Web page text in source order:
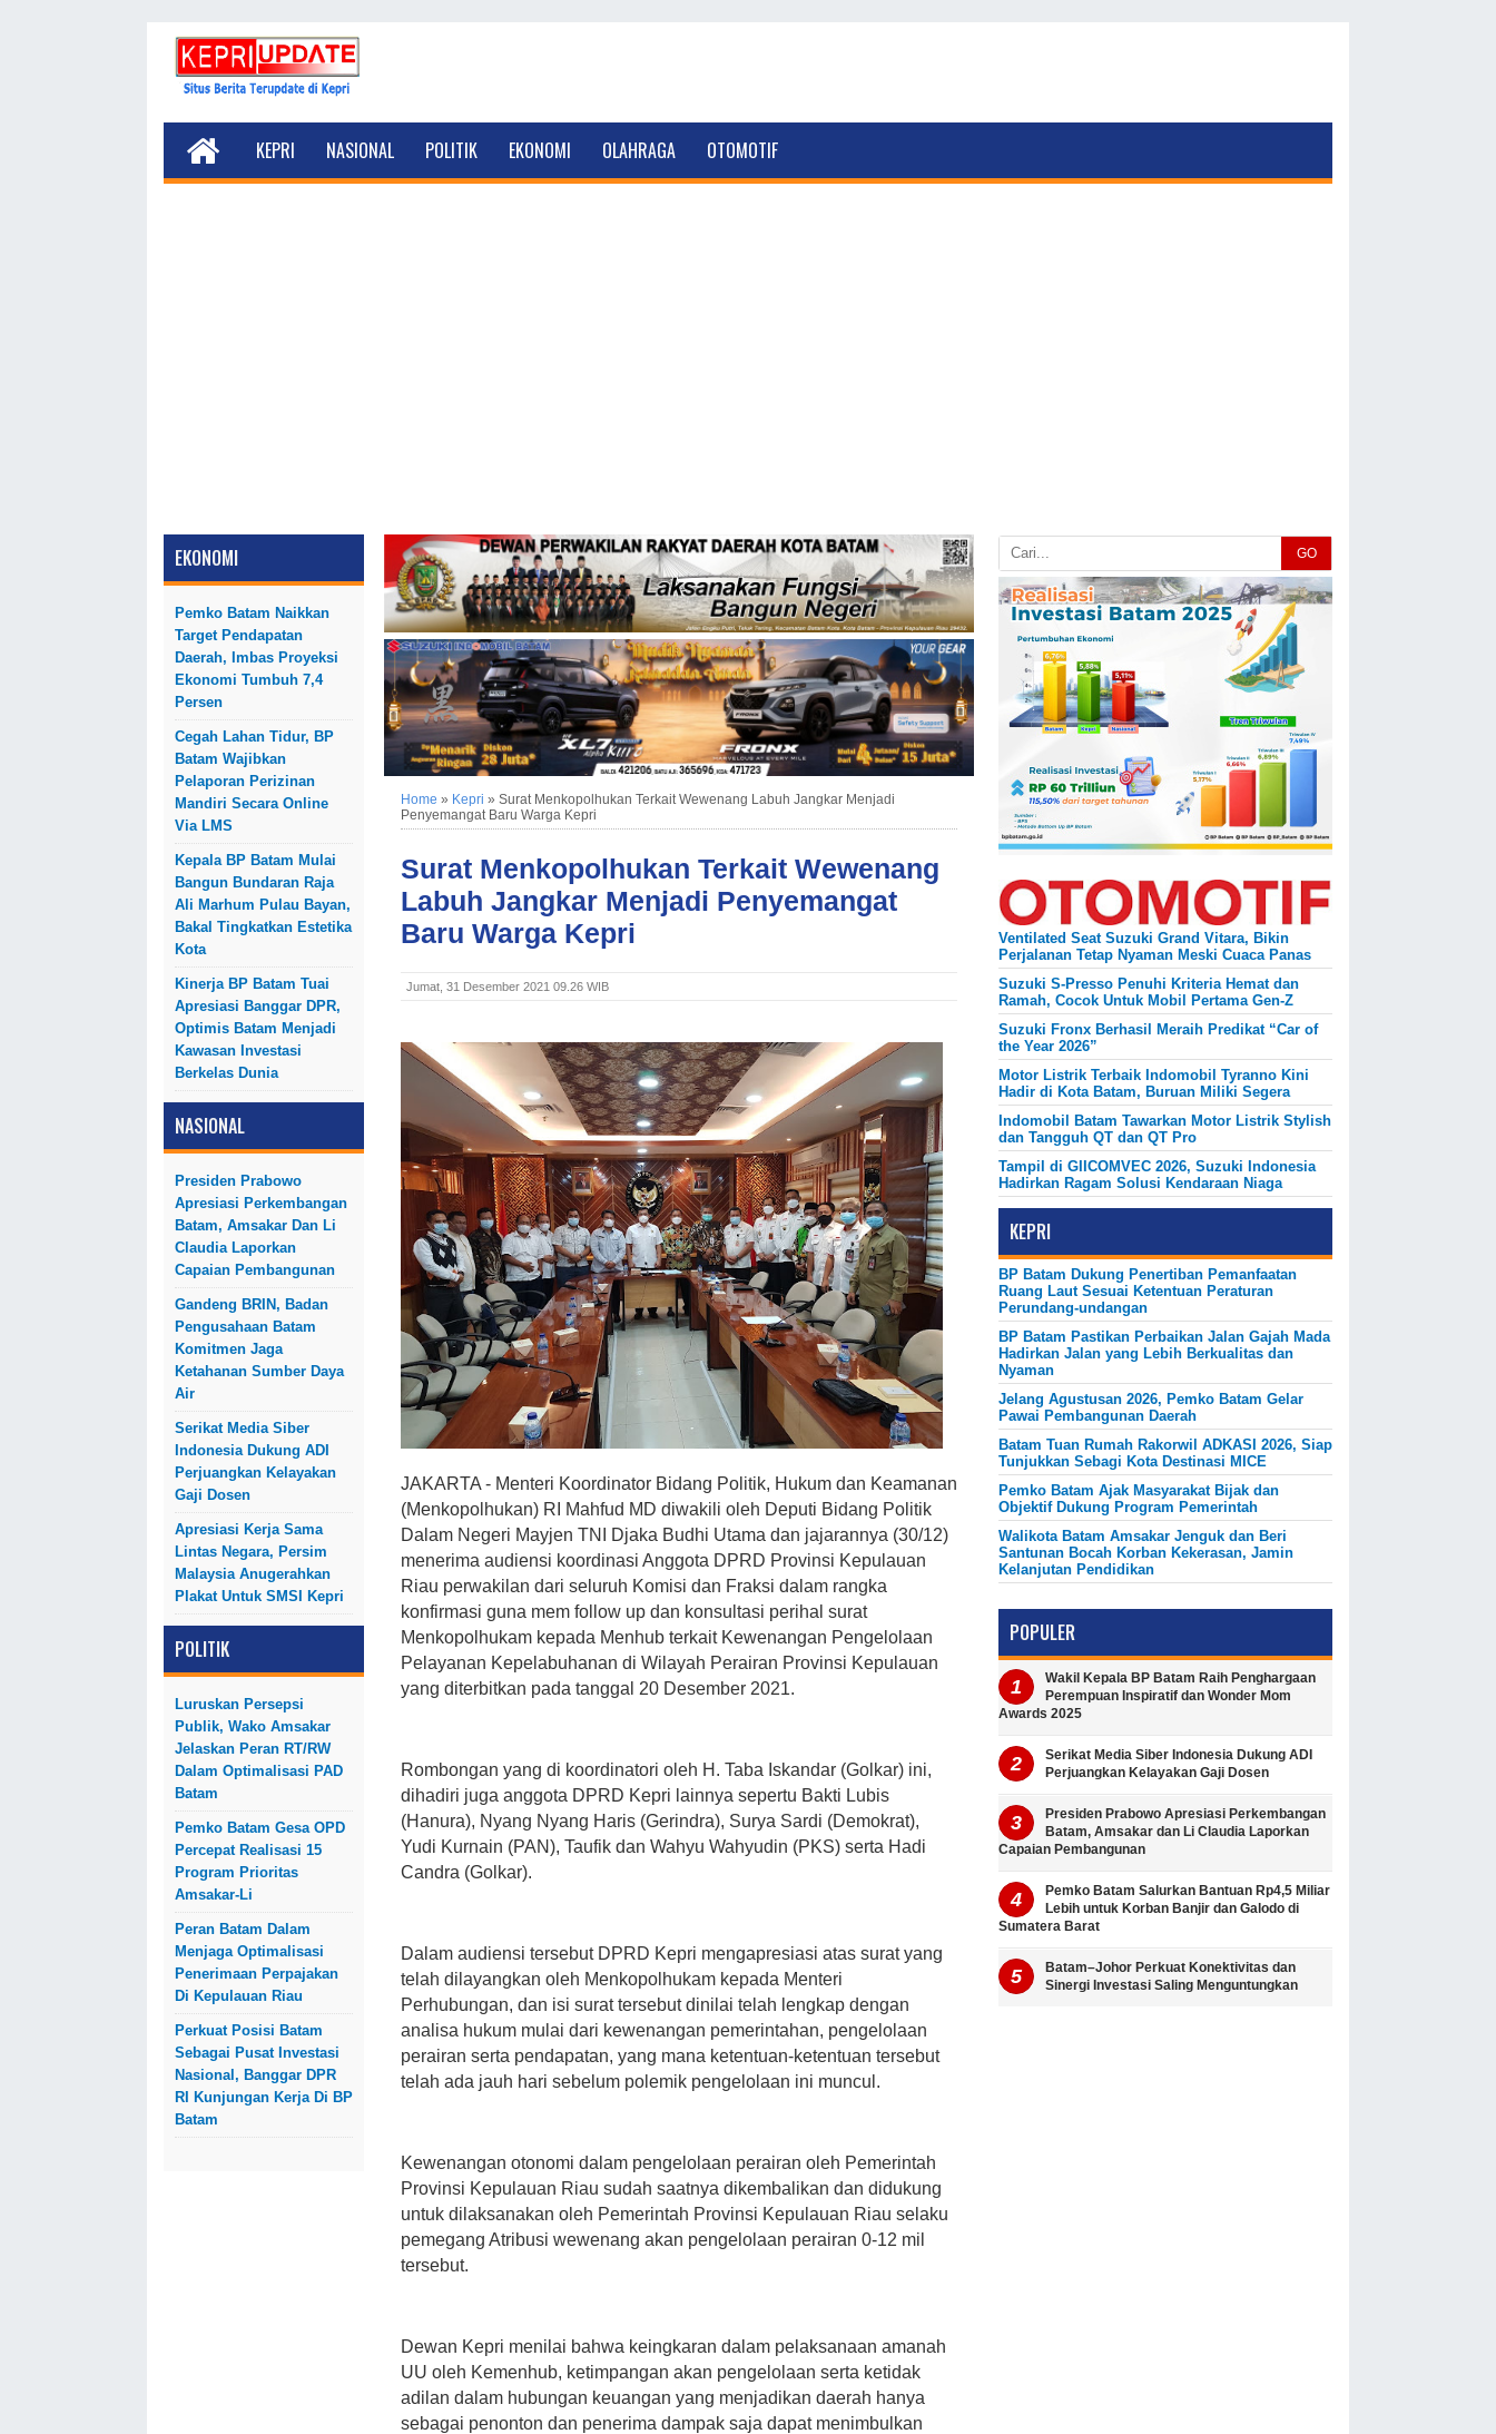
KEPRI NASIONAL POLITIK EKONOMI OLAHRAGA OTOMOTIF
EKONOMI
Pemko Batam Naikkan
Target Pendapatan
Daerah, Imbas Proyeksi
Ekonomi Tumbuh 7,4
Persen
Cegah Lahan Tidur, BP
Batam Wajibkan
Pelaporan Perizinan
Mandiri Secara Online
Via LMS
Kepala BP Batam Mulai
Bangun Bundaran Raja
Ali Marhum Pulau Bayan,
Bakal Tingkatkan Estetika
Kota
Kinerja BP Batam Tuai
Apresiasi Banggar DPR,
Optimis Batam Menjadi
Kawasan Investasi
Berkelas Dunia
NASIONAL
Presiden Prabowo
Apresiasi Perkembangan
Batam, Amsakar Dan Li
Claudia Laporkan
Capaian Pembangunan
Gandeng BRIN, Badan
Pengusahaan Batam
Komitmen Jaga
Ketahanan Sumber Daya
Air
Serikat Media Siber
Indonesia Dukung ADI
Perjuangkan Kelayakan
Gaji Dosen
Apresiasi Kerja Sama
Lintas Negara, Persim
Malaysia Anugerahkan
Plakat Untuk SMSI Kepri
POLITIK
Luruskan Persepsi
Publik, Wako Amsakar
Jelaskan Peran RT/RW
Dalam Optimalisasi PAD
Batam
Pemko Batam Gesa OPD
Percepat Realisasi 15
Program Prioritas
Amsakar-Li
Peran Batam Dalam
Menjaga Optimalisasi
Penerimaan Perpajakan
Di Kepulauan Riau
Perkuat Posisi Batam
Sebagai Pusat Investasi
Nasional, Banggar DPR
RI Kunjungan Kerja Di BP
Batam
Home » Kepri » Surat Menkopolhukan Terkait Wewenang Labuh Jangkar Menjadi
Penyemangat Baru Warga Kepri
Surat Menkopolhukan Terkait Wewenang
Labuh Jangkar Menjadi Penyemangat
Baru Warga Kepri
Jumat, 31 Desember 2021 09.26 WIB
JAKARTA - Menteri Koordinator Bidang Politik, Hukum dan Keamanan
(Menkopolhukan) RI Mahfud MD diwakili oleh Deputi Bidang Politik
Dalam Negeri Mayjen TNI Djaka Budhi Utama dan jajarannya (30/12)
menerima audiensi koordinasi Anggota DPRD Provinsi Kepulauan
Riau perwakilan dari seluruh Komisi dan Fraksi dalam rangka
konfirmasi guna mem follow up dan konsultasi perihal surat
Menkopolhukam kepada Menhub terkait Kewenangan Pengelolaan
Pelayanan Kepelabuhanan di Wilayah Perairan Provinsi Kepulauan
yang diterbitkan pada tanggal 20 Desember 2021.
Rombongan yang di koordinatori oleh H. Taba Iskandar (Golkar) ini,
dihadiri juga anggota DPRD Kepri lainnya sepertu Bakti Lubis
(Hanura), Nyang Nyang Haris (Gerindra), Surya Sardi (Demokrat),
Yudi Kurnain (PAN), Taufik dan Wahyu Wahyudin (PKS) serta Hadi
Candra (Golkar).
Dalam audiensi tersebut DPRD Kepri mengapresiasi atas surat yang
telah dilayangkan oleh Menkopolhukam kepada Menteri
Perhubungan, dan isi surat tersebut dinilai telah lengkap dengan
analisa hukum mulai dari kewenangan pemerintahan, pengelolaan
perairan serta pendapatan, yang mana ketentuan-ketentuan tersebut
telah ada jauh hari sebelum polemik pengelolaan ini muncul.
Kewenangan otonomi dalam pengelolaan perairan oleh Pemerintah
Provinsi Kepulauan Riau sudah saatnya dikembalikan dan didukung
untuk dilaksanakan oleh Pemerintah Provinsi Kepulauan Riau selaku
pemegang Atribusi wewenang akan pengelolaan perairan 0-12 mil
tersebut.
Dewan Kepri menilai bahwa keingkaran dalam pelaksanaan amanah
UU oleh Kemenhub, ketimpangan akan pengelolaan serta ketidak
adilan dalam hubungan keuangan yang menjadikan daerah hanya
sebagai penonton dan penerima dampak saja dapat menimbulkan
GO
Ventilated Seat Suzuki Grand Vitara, Bikin
Perjalanan Tetap Nyaman Meski Cuaca Panas
Suzuki S-Presso Penuhi Kriteria Hemat dan
Ramah, Cocok Untuk Mobil Pertama Gen-Z
Suzuki Fronx Berhasil Meraih Predikat “Car of
the Year 2026”
Motor Listrik Terbaik Indomobil Tyranno Kini
Hadir di Kota Batam, Buruan Miliki Segera
Indomobil Batam Tawarkan Motor Listrik Stylish
dan Tangguh QT dan QT Pro
Tampil di GIICOMVEC 2026, Suzuki Indonesia
Hadirkan Ragam Solusi Kendaraan Niaga
KEPRI
BP Batam Dukung Penertiban Pemanfaatan
Ruang Laut Sesuai Ketentuan Peraturan
Perundang-undangan
BP Batam Pastikan Perbaikan Jalan Gajah Mada
Hadirkan Jalan yang Lebih Berkualitas dan
Nyaman
Jelang Agustusan 2026, Pemko Batam Gelar
Pawai Pembangunan Daerah
Batam Tuan Rumah Rakorwil ADKASI 2026, Siap
Tunjukkan Sebagi Kota Destinasi MICE
Pemko Batam Ajak Masyarakat Bijak dan
Objektif Dukung Program Pemerintah
Walikota Batam Amsakar Jenguk dan Beri
Santunan Bocah Korban Kekerasan, Jamin
Kelanjutan Pendidikan
POPULER
Wakil Kepala BP Batam Raih Penghargaan
Perempuan Inspiratif dan Wonder Mom
Awards 2025
Serikat Media Siber Indonesia Dukung ADI
Perjuangkan Kelayakan Gaji Dosen
Presiden Prabowo Apresiasi Perkembangan
Batam, Amsakar dan Li Claudia Laporkan
Capaian Pembangunan
Pemko Batam Salurkan Bantuan Rp4,5 Miliar
Lebih untuk Korban Banjir dan Galodo di
Sumatera Barat
Batam–Johor Perkuat Konektivitas dan
Sinergi Investasi Saling Menguntungkan